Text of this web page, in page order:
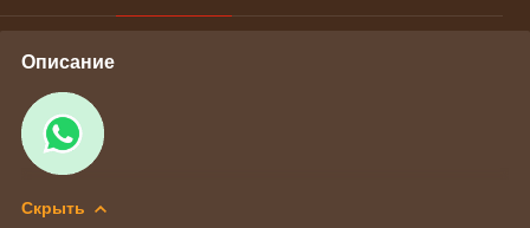
Описание
Скрыть